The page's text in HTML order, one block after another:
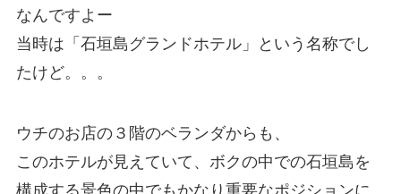
なんですよー
当時は「石垣島グランドホテル」という名称でし
たけど。。。
ウチのお店の３階のベランダからも、
このホテルが見えていて、ボクの中での石垣島を
構成する景色の中でもかなり重要なポジションに